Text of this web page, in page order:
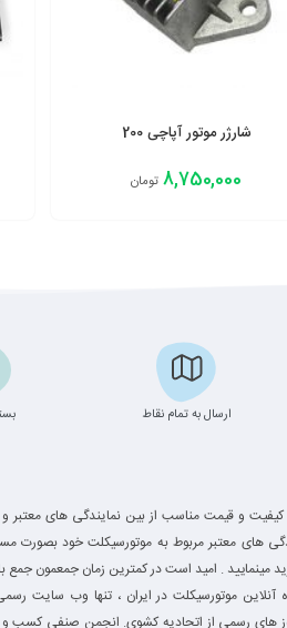
شارژر موتور آپاچی 200
8,750,000 تومان
ارسال به تمام نقاط
و قیمت مناسب از بین نمایندگی های معتبر
های معتبر مربوط به موتورسیکلت خود بصورت
مینمایید . امید است در کمترین زمان جمعمون جمع
آنلاین موتورسیکلت در ایران ، تنها وب سایت
های رسمی از اتحادیه کشوی. انجمن صنفی کسب و